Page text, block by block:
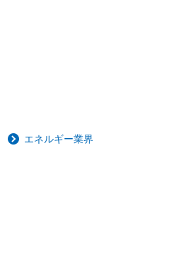
エネルギー業界